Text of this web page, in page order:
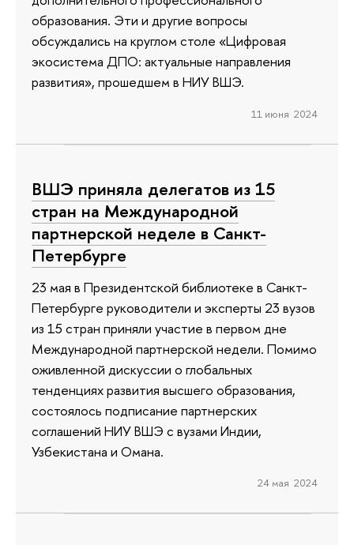
образования. Эти и другие вопросы
обсуждались на круглом столе «Цифровая
экосистема ДПО: актуальные направления
развития», прошедшем в НИУ ВШЭ.
11 июня 2024
ВШЭ приняла делегатов из 15
стран на Международной
партнерской неделе в Санкт-
Петербурге
23 мая в Президентской библиотеке в Санкт-
Петербурге руководители и эксперты 23 вузов
из 15 стран приняли участие в первом дне
Международной партнерской недели. Помимо
оживленной дискуссии о глобальных
тенденциях развития высшего образования,
состоялось подписание партнерских
соглашений НИУ ВШЭ с вузами Индии,
Узбекистана и Омана.
24 мая 2024